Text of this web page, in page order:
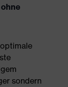
sondern